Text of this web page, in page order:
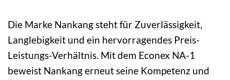
Die Marke Nankang steht für Zuverlässigkeit,
Langlebigkeit und ein hervorragendes Preis-
Leistungs-Verhältnis. Mit dem Econex NA-1
beweist Nankang erneut seine Kompetenz und